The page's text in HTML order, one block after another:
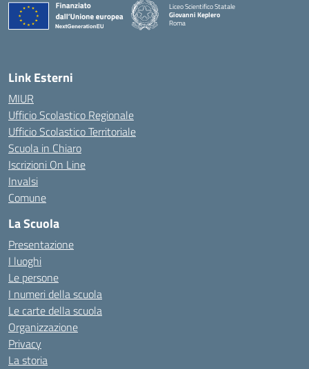
Liceo Scientifico Statale
Giovanni Keplero
Roma
Link Esterni
MIUR
Ufficio Scolastico Regionale
Ufficio Scolastico Territoriale
Scuola in Chiaro
Iscrizioni On Line
Invalsi
Comune
La Scuola
Presentazione
I luoghi
Le persone
I numeri della scuola
Le carte della scuola
Organizzazione
Privacy
La storia